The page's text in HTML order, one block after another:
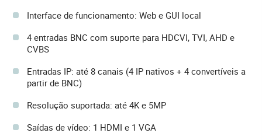
Interface de funcionamento: Web e GUI local
4 entradas BNC com suporte para HDCVI, TVI, AHD e
CVBS
Entradas IP: até 8 canais (4 IP nativos + 4 convertíveis a
partir de BNC)
Resolução suportada: até 4K e 5MP
Saídas de vídeo: 1 HDMI e 1 VGA